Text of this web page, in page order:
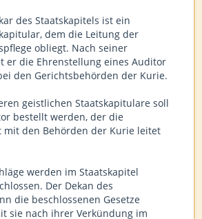
des Staatskapitels ist ein
dem die Leitung der
obliegt. Nach seiner
er die Ehrenstellung eines Auditor
den Gerichtsbehörden der Kurie.
geistlichen Staatskapitulare soll
bestellt werden, der die
mit den Behörden der Kurie leitet
werden im Staatskapitel
Der Dekan des
die beschlossenen Gesetze
sie nach ihrer Verkündung im